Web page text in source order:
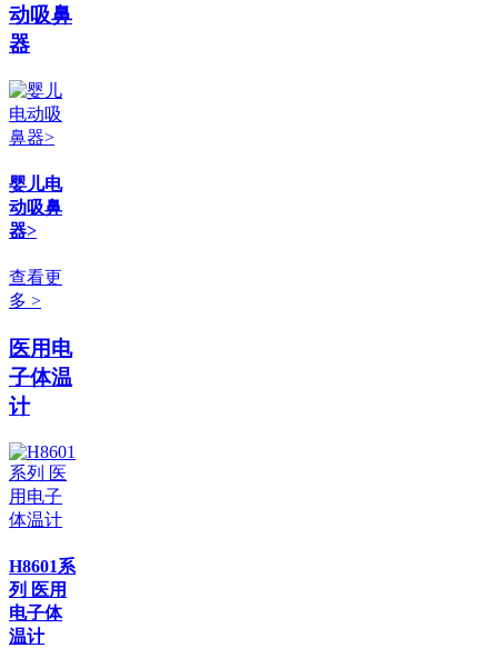
动吸鼻
器
婴儿电
动吸鼻
器>
查看更
多 >
医用电
子体温
计
H8601系
列 医用
电子体
温计